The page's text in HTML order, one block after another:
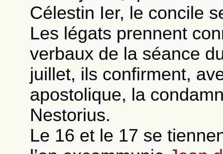
Célestin Ier, le concile
Les légats prennent
verbaux de la séance
juillet, ils confirment,
apostolique, la
Nestorius.
Le 16 et le 17 se